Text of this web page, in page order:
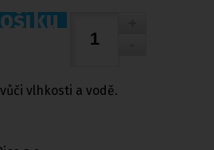
vlhkosti a vodě.